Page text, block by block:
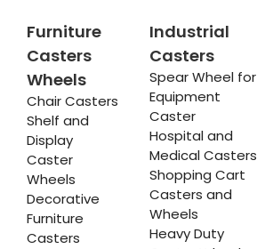
Furniture
Casters
Wheels
Chair Casters
Shelf and
Display
Caster
Wheels
Decorative
Furniture
Casters
Industrial
Casters
Spear Wheel for
Equipment
Caster
Hospital and
Medical Casters
Shopping Cart
Casters and
Wheels
Heavy Duty